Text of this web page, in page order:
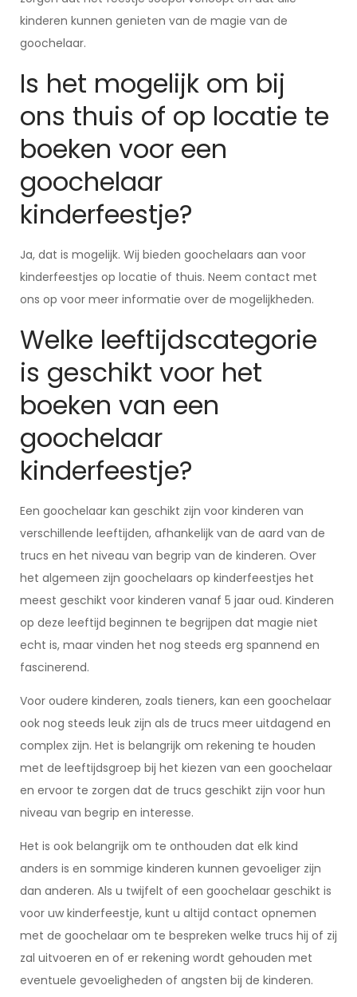
kinderen kunnen genieten van de magie van de
goochelaar.
Is het mogelijk om bij
ons thuis of op locatie te
boeken voor een
goochelaar
kinderfeestje?
Ja, dat is mogelijk. Wij bieden goochelaars aan voor
kinderfeestjes op locatie of thuis. Neem contact met
ons op voor meer informatie over de mogelijkheden.
Welke leeftijdscategorie
is geschikt voor het
boeken van een
goochelaar
kinderfeestje?
Een goochelaar kan geschikt zijn voor kinderen van
verschillende leeftijden, afhankelijk van de aard van de
trucs en het niveau van begrip van de kinderen. Over
het algemeen zijn goochelaars op kinderfeestjes het
meest geschikt voor kinderen vanaf 5 jaar oud. Kinderen
op deze leeftijd beginnen te begrijpen dat magie niet
echt is, maar vinden het nog steeds erg spannend en
fascinerend.
Voor oudere kinderen, zoals tieners, kan een goochelaar
ook nog steeds leuk zijn als de trucs meer uitdagend en
complex zijn. Het is belangrijk om rekening te houden
met de leeftijdsgroep bij het kiezen van een goochelaar
en ervoor te zorgen dat de trucs geschikt zijn voor hun
niveau van begrip en interesse.
Het is ook belangrijk om te onthouden dat elk kind
anders is en sommige kinderen kunnen gevoeliger zijn
dan anderen. Als u twijfelt of een goochelaar geschikt is
voor uw kinderfeestje, kunt u altijd contact opnemen
met de goochelaar om te bespreken welke trucs hij of zij
zal uitvoeren en of er rekening wordt gehouden met
eventuele gevoeligheden of angsten bij de kinderen.